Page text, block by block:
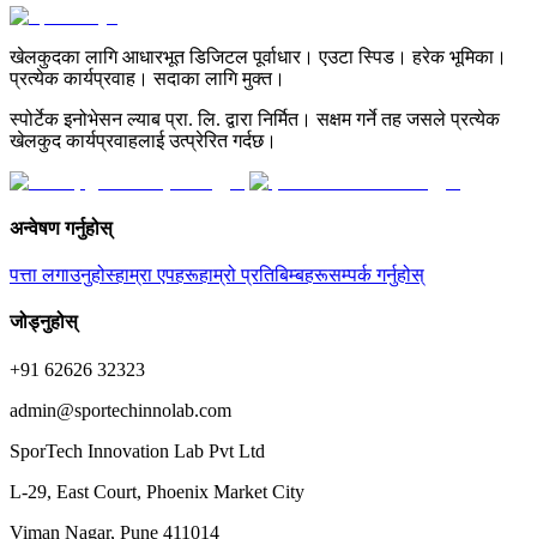
खेलकुदका लागि आधारभूत डिजिटल पूर्वाधार। एउटा स्पिड। हरेक भूमिका।
प्रत्येक कार्यप्रवाह। सदाका लागि मुक्त।
स्पोर्टेक इनोभेसन ल्याब प्रा. लि. द्वारा निर्मित। सक्षम गर्ने तह जसले प्रत्येक
खेलकुद कार्यप्रवाहलाई उत्प्रेरित गर्दछ।
अन्वेषण गर्नुहोस्
पत्ता लगाउनुहोस्हाम्रा एपहरूहाम्रो प्रतिबिम्बहरूसम्पर्क गर्नुहोस्
जोड्नुहोस्
+91 62626 32323
admin@sportechinnolab.com
SporTech Innovation Lab Pvt Ltd
L-29, East Court, Phoenix Market City
Viman Nagar, Pune 411014